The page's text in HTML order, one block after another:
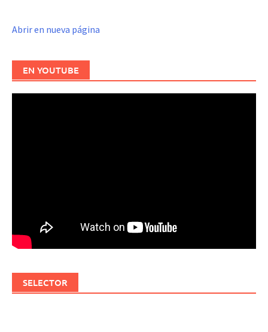
Abrir en nueva página
EN YOUTUBE
SELECTOR